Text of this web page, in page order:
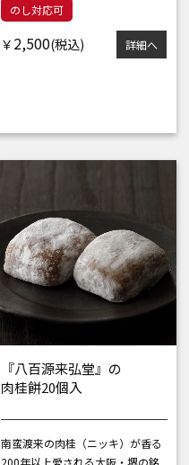
のし対応可
￥ 2,500 詳細へ
『八百源来弘堂』の
肉桂餅20個入
南蛮渡来の肉桂（ニッキ）が香る
200年以上愛される大阪・堺の銘